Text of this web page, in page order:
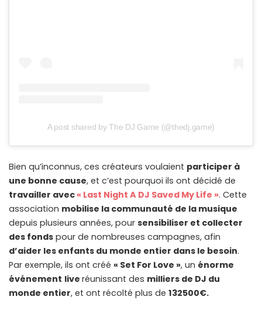
A post shared by The DJ Game (@thedj.game)
Bien qu’inconnus, ces créateurs voulaient participer à
une bonne cause, et c’est pourquoi ils ont décidé de
travailler avec« Last Night A DJ Saved My Life ». Cette
association mobilise la communauté de la musique
depuis plusieurs années, pour sensibiliser et collecter
des fonds pour de nombreuses campagnes, afin
d’aider les enfants du monde entier dans le besoin.
Par exemple, ils ont créé « Set For Love », un énorme
événement live réunissant des milliers de DJ du
monde entier, et ont récolté plus de 132500€.